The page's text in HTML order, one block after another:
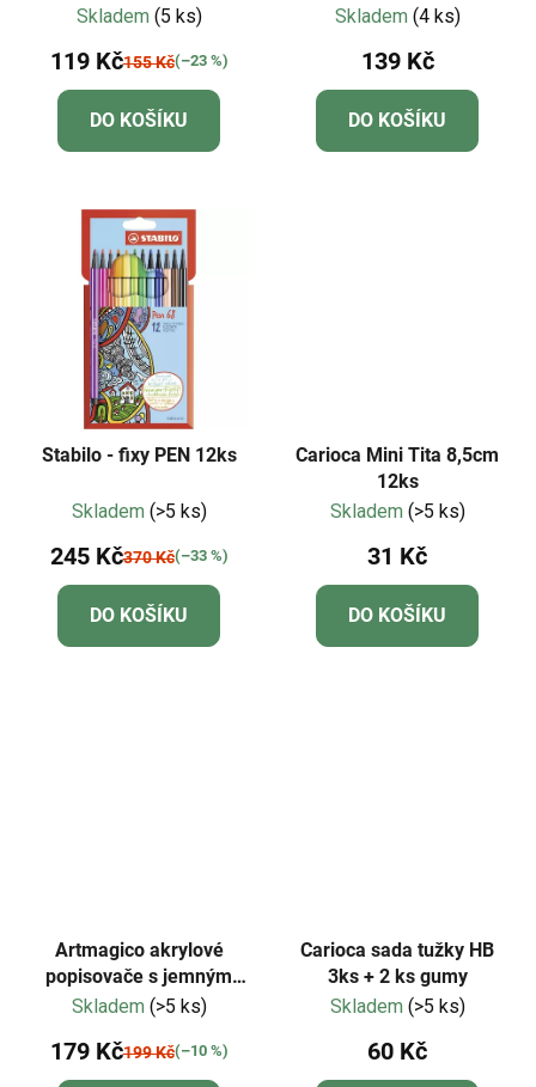
Skladem (5 ks)
119 Kč155 Kč(–23 %)
DO KOŠÍKU
Skladem (4 ks)
139 Kč
DO KOŠÍKU
Stabilo - fixy PEN 12ks
Skladem (>5 ks)
245 Kč370 Kč(–33 %)
DO KOŠÍKU
Carioca Mini Tita 8,5cm
12ks
Skladem (>5 ks)
31 Kč
DO KOŠÍKU
Artmagico akrylové
popisovače s jemným
hrotem - pastelové - 8 ks
Skladem (>5 ks)
179 Kč199 Kč(–10 %)
Carioca sada tužky HB
3ks + 2 ks gumy
Skladem (>5 ks)
60 Kč